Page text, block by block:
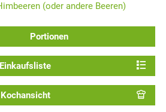
(oder andere Beeren)
Portionen
Einkaufsliste
Kochansicht